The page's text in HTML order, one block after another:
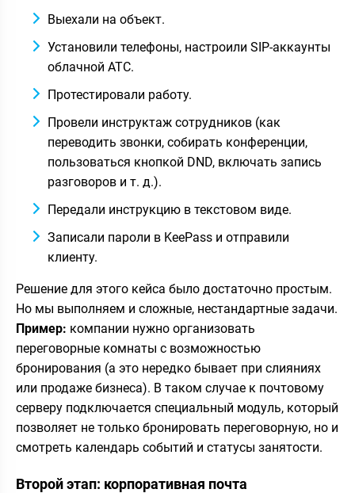
Выехали на объект.
Установили телефоны, настроили SIP-аккаунты
облачной АТС.
Протестировали работу.
Провели инструктаж сотрудников (как
переводить звонки, собирать конференции,
пользоваться кнопкой DND, включать запись
разговоров и т. д.).
Передали инструкцию в текстовом виде.
Записали пароли в KeePass и отправили
клиенту.
Решение для этого кейса было достаточно простым.
Но мы выполняем и сложные, нестандартные задачи.
Пример: компании нужно организовать
переговорные комнаты с возможностью
бронирования (а это нередко бывает при слияниях
или продаже бизнеса). В таком случае к почтовому
серверу подключается специальный модуль, который
позволяет не только бронировать переговорную, но и
смотреть календарь событий и статусы занятости.
Второй этап: корпоративная почта